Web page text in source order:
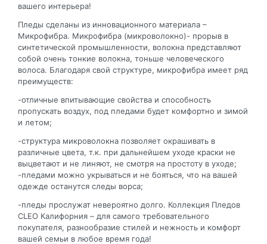
вашего интерьера!
Пледы сделаны из инновационного материала –
Микрофибра. Микрофибра (микроволокно)- прорыв в
синтетической промышленности, волокна представляют
собой очень тонкие волокна, тоньше человеческого
волоса. Благодаря свой структуре, микрофибра имеет ряд
преимуществ:
-отличные впитывающие свойства и способность
пропускать воздух, под пледами будет комфортно и зимой
и летом;
-структура микроволокна позволяет окрашивать в
различные цвета, т.к. при дальнейшем уходе краски не
выцветают и не линяют, не смотря на простоту в уходе;
-пледами можно укрываться и не бояться, что на вашей
одежде останутся следы ворса;
-пледы прослужат невероятно долго. Коллекция Пледов
CLEO Калифорния – для самого требовательного
покупателя, разнообразие стилей и нежность и комфорт
вашей семьи в любое время года!